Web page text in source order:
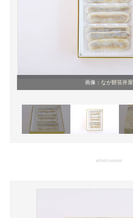
エネルギーの専門メディア
建設×テクノロジーの最前線
画像： なが餅笹井屋
advertisement